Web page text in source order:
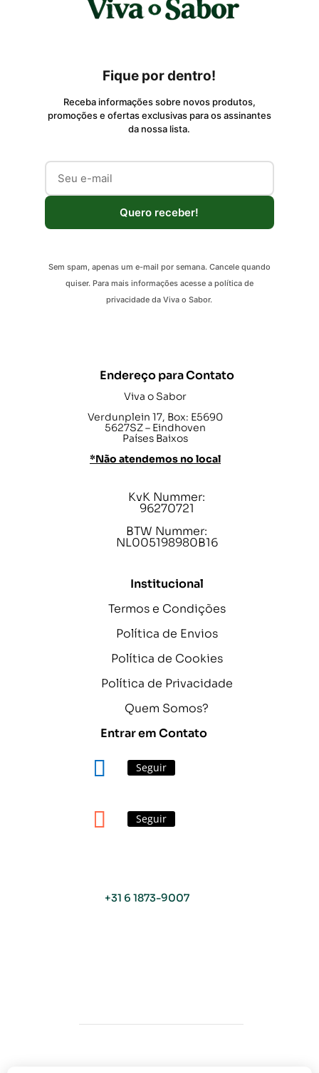
Fique por dentro!
Receba informações sobre novos produtos,
promoções e ofertas exclusivas para os assinantes
da nossa lista.
Quero receber!
Sem spam, apenas um e-mail por semana. Cancele quando
quiser. Para mais informações acesse a política de
privacidade da Viva o Sabor.
Endereço para Contato
Viva o Sabor
Verdunplein 17, Box: E5690
5627SZ – Eindhoven
Países Baixos
*Não atendemos no local
KvK Nummer:
96270721
BTW Nummer:
NL005198980B16
Institucional
Termos e Condições
Política de Envios
Política de Cookies
Política de Privacidade
Quem Somos?
Entrar em Contato
Seguir
Seguir
+31 6 1873-9007